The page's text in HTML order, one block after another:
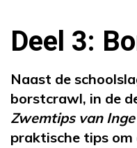
Deel 3:
Naast de
borstcrawl, in de
Zwemtips van Inge
praktische tips